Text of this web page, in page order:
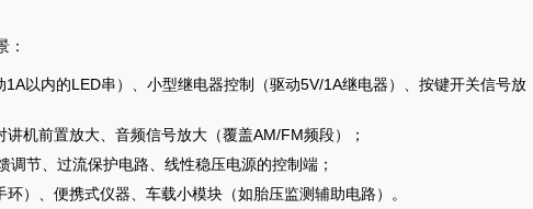
：
1A以内的LED串）、小型继电器控制（驱动5V/1A继电器）、按键开关信号放
讲机前置放大、音频信号放大（覆盖AM/FM频段）；
调节、过流保护电路、线性稳压电源的控制端；
环）、便携式仪器、车载小模块（如胎压监测辅助电路）。